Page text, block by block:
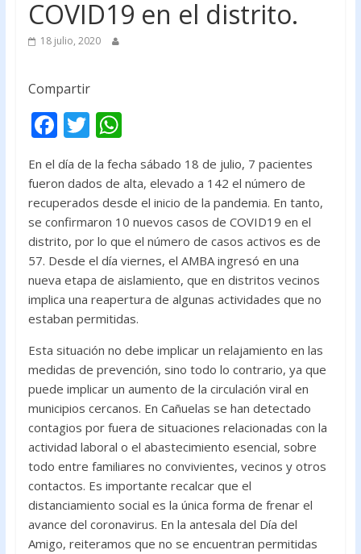
COVID19 en el distrito.
18 julio, 2020
Compartir
F
ac
e
b
o
o
k
T
w
itt
er
W
h
at
s
A
p
p
En el día de la fecha sábado 18 de julio, 7 pacientes
fueron dados de alta, elevado a 142 el número de
recuperados desde el inicio de la pandemia. En tanto,
se confirmaron 10 nuevos casos de COVID19 en el
distrito, por lo que el número de casos activos es de
57. Desde el día viernes, el AMBA ingresó en una
nueva etapa de aislamiento, que en distritos vecinos
implica una reapertura de algunas actividades que no
estaban permitidas.
Esta situación no debe implicar un relajamiento en las
medidas de prevención, sino todo lo contrario, ya que
puede implicar un aumento de la circulación viral en
municipios cercanos. En Cañuelas se han detectado
contagios por fuera de situaciones relacionadas con la
actividad laboral o el abastecimiento esencial, sobre
todo entre familiares no convivientes, vecinos y otros
contactos. Es importante recalcar que el
distanciamiento social es la única forma de frenar el
avance del coronavirus. En la antesala del Día del
Amigo, reiteramos que no se encuentran permitidas